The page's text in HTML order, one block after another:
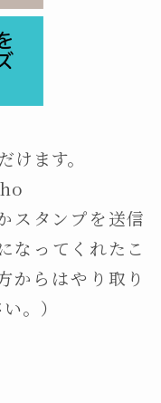
ます。
スタンプを送信
なってくれたこ
からはやり取り
。）